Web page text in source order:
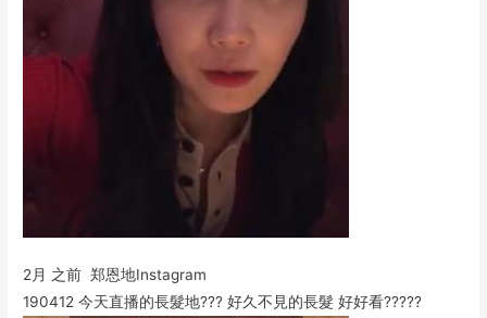
2月 之前 郑恩地Instagram
190412 今天直播的長髮地??? 好久不見的長髮 好好看?????